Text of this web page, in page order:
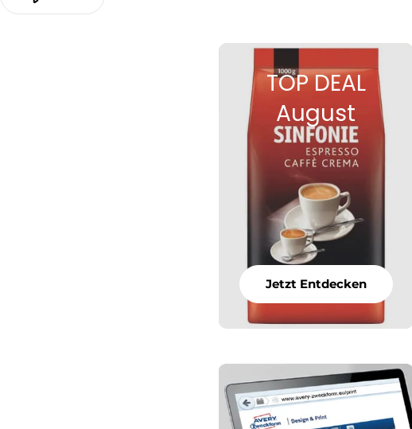
TOP DEAL
August
Jetzt Entdecken